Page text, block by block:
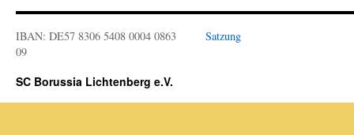
IBAN: DE57 8306 5408 0004 0863
09
Satzung
SC Borussia Lichtenberg e.V.